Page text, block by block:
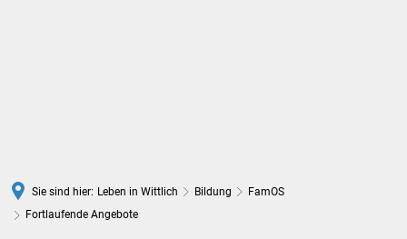
Sie sind hier: Leben in Wittlich Bildung
FamOS
Fortlaufende Angebote